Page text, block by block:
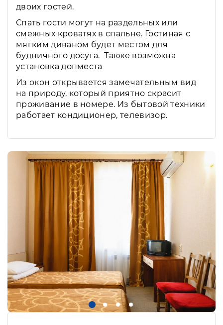
двоих гостей.
Спать гости могут на раздельных или
смежных кроватях в спальне. Гостиная с
мягким диваном будет местом для
будничного досуга. Также возможна
установка допместа
Из окон открывается замечательным вид
на природу, который приятно скрасит
проживание в номере. Из бытовой техники
работает кондиционер, телевизор.